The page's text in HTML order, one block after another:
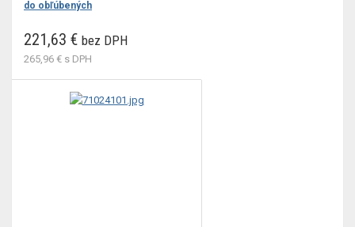
do obľúbených
221,63 € bez DPH
265,96 € s DPH